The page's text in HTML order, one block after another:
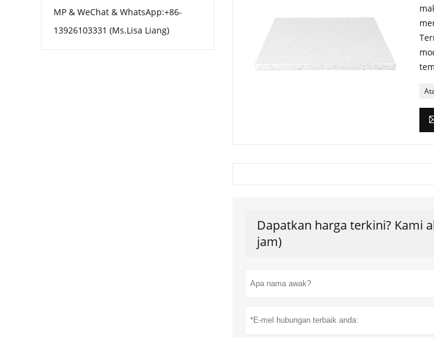
Dapatkan harga terkini? Kami
jam)
MP & WeChat & WhatsApp:+86-
13926103331 (Ms.Lisa Liang)